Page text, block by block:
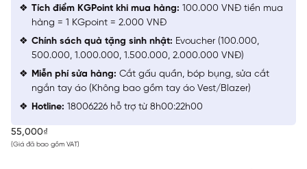
55,000₫
(Giá đã bao gồm VAT)
Tích điểm KGPoint khi mua hàng: 100.000 VNĐ tiền mua
hàng = 1 KGpoint = 2.000 VNĐ
Chính sách quà tặng sinh nhật: Evoucher (100.000,
500.000, 1.000.000, 1.500.000, 2.000.000 VNĐ)
Miễn phí sửa hàng: Cắt gấu quần, bóp bụng, sửa cắt
ngắn tay áo (Không bao gồm tay áo Vest/Blazer)
Hotline: 18006226 hỗ trợ từ 8h00:22h00